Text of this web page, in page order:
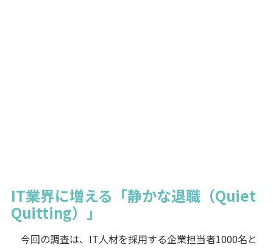
IT業界に増える「静かな退職（Quiet
Quitting）」
今回の調査は、IT人材を採用する企業担当者1000名と